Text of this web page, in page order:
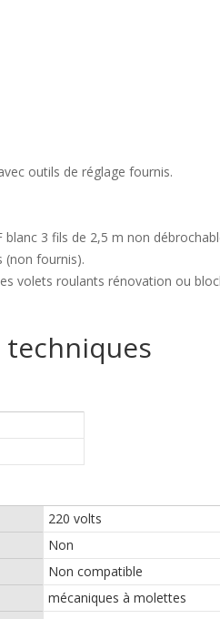
outils de réglage fournis.
3 fils de 2,5 m non
(non fournis).
volets roulants rénovation ou
220 volts
Non
Non compatible
mécaniques à molettes